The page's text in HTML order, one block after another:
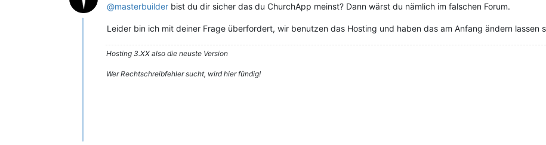
@masterbuilder bist du dir sicher das du ChurchApp meinst? Dann wärst du nämlich im falschen Forum.
Leider bin ich mit deiner Frage überfordert, wir benutzen das Hosting und haben das am Anfang ändern lassen
Hosting 3.XX also die neuste Version
Wer Rechtschreibfehler sucht, wird hier fündig!